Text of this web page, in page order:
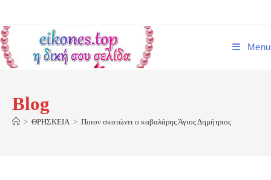
content
Menu
Blog
> ΘΡΗΣΚΕΙΑ > Ποιον σκοτώνει ο καβαλάρης Άγιος Δημήτριος